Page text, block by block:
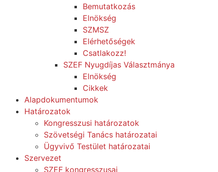
Bemutatkozás
Elnökség
SZMSZ
Elérhetőségek
Csatlakozz!
SZEF Nyugdíjas Választmánya
Elnökség
Cikkek
Alapdokumentumok
Határozatok
Kongresszusi határozatok
Szövetségi Tanács határozatai
Ügyvivő Testület határozatai
Szervezet
SZEF kongresszusai